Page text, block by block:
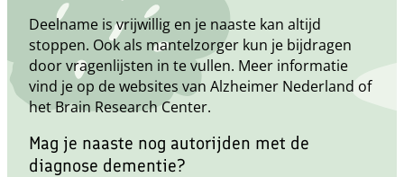
Deelname is vrijwillig en je naaste kan altijd
stoppen. Ook als mantelzorger kun je bijdragen
door vragenlijsten in te vullen. Meer informatie
vind je op de websites van Alzheimer Nederland of
het Brain Research Center.
Mag je naaste nog autorijden met de
diagnose dementie?